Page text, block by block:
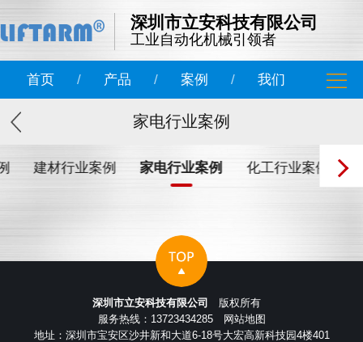
深圳市立安科技有限公司
工业自动化机械引领者
首页 / 产品 / 案例 / 我们
家电行业案例
建材行业案例 家电行业案例 化工行业案例
深圳市立安科技有限公司
版权所有
服务热线：13723434285
网站地图
地址：深圳市宝安区沙井新和大道6-18号大宏高新科技园4楼401